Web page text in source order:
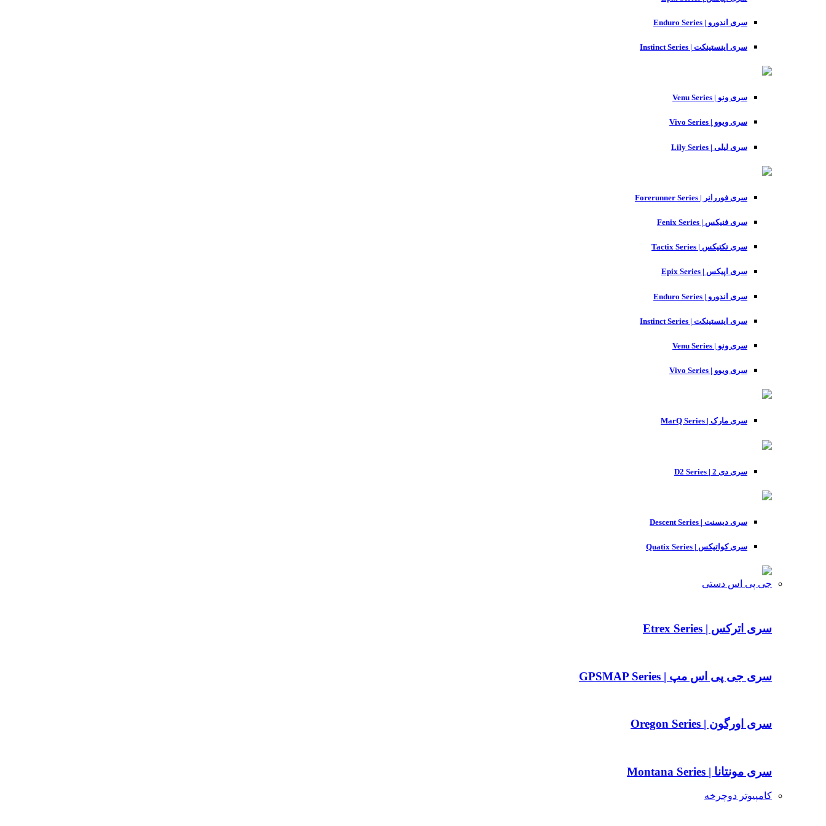
سری اندورو | Enduro Series
سری اینستینکت | Instinct Series
سری ونو | Venu Series
سری ویوو | Vivo Series
سری لیلی | Lily Series
سری فوررانر | Forerunner Series
سری فنیکس | Fenix Series
سری تکتیکس | Tactix Series
سری اپیکس | Epix Series
سری اندورو | Enduro Series
سری اینستینکت | Instinct Series
سری ونو | Venu Series
سری ویوو | Vivo Series
سری مارک | MarQ Series
سری دی 2 | D2 Series
سری دیسنت | Descent Series
سری کواتیکس | Quatix Series
جی پی اس دستی
سری اترکس | Etrex Series
سری جی پی اس مپ | GPSMAP Series
سری اورگون | Oregon Series
سری مونتانا | Montana Series
کامپیوتر دوچرخه